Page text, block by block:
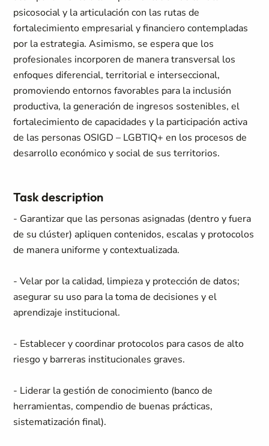
psicosocial y la articulación con las rutas de
fortalecimiento empresarial y financiero contempladas
por la estrategia. Asimismo, se espera que los
profesionales incorporen de manera transversal los
enfoques diferencial, territorial e interseccional,
promoviendo entornos favorables para la inclusión
productiva, la generación de ingresos sostenibles, el
fortalecimiento de capacidades y la participación activa
de las personas OSIGD – LGBTIQ+ en los procesos de
desarrollo económico y social de sus territorios.
Task description
- Garantizar que las personas asignadas (dentro y fuera
de su clúster) apliquen contenidos, escalas y protocolos
de manera uniforme y contextualizada.
- Velar por la calidad, limpieza y protección de datos;
asegurar su uso para la toma de decisiones y el
aprendizaje institucional.
- Establecer y coordinar protocolos para casos de alto
riesgo y barreras institucionales graves.
- Liderar la gestión de conocimiento (banco de
herramientas, compendio de buenas prácticas,
sistematización final).